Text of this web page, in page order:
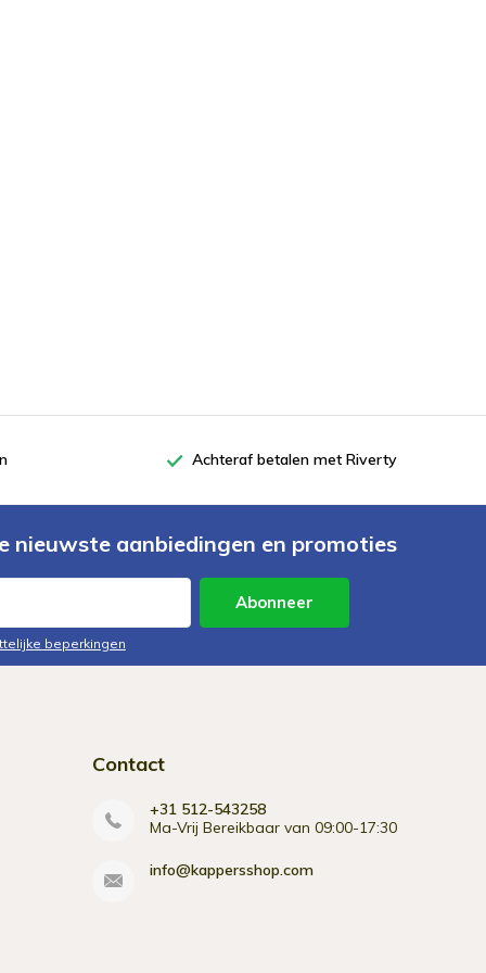
Achteraf betalen met Riverty
nieuwste aanbiedingen en promoties
Abonneer
beperkingen
Contact
+31 512-543258
Ma-Vrij Bereikbaar van 09:00-17:30
info@kappersshop.com